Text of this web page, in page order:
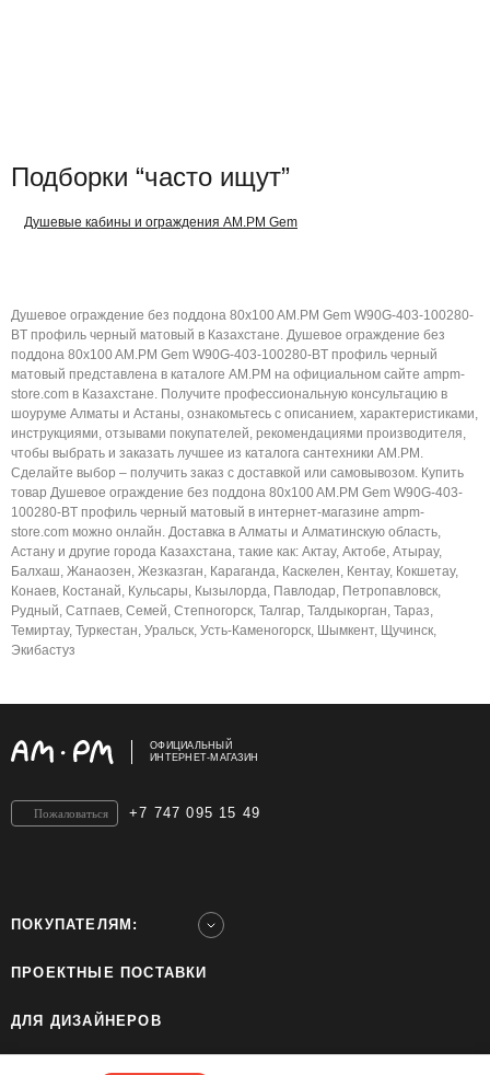
Подборки “часто ищут”
Душевые кабины и ограждения AM.PM Gem
Душевое ограждение без поддона 80x100 AM.PM Gem W90G-403-100280-
BT профиль черный матовый в Казахстане. Душевое ограждение без
поддона 80x100 AM.PM Gem W90G-403-100280-BT профиль черный
матовый представлена в каталоге AM.PM на официальном сайте ampm-
store.com в Казахстане. Получите профессиональную консультацию в
шоуруме Алматы и Астаны, ознакомьтесь с описанием, характеристиками,
инструкциями, отзывами покупателей, рекомендациями производителя,
чтобы выбрать и заказать лучшее из каталога сантехники AM.PM.
Сделайте выбор – получить заказ с доставкой или самовывозом. Купить
товар Душевое ограждение без поддона 80x100 AM.PM Gem W90G-403-
100280-BT профиль черный матовый в интернет-магазине ampm-
store.com можно онлайн. Доставка в Алматы и Алматинскую область,
Астану и другие города Казахстана, такие как: Актау, Актобе, Атырау,
Балхаш, Жанаозен, Жезказган, Караганда, Каскелен, Кентау, Кокшетау,
Конаев, Костанай, Кульсары, Кызылорда, Павлодар, Петропавловск,
Рудный, Сатпаев, Семей, Степногорск, Талгар, Талдыкорган, Тараз,
Темиртау, Туркестан, Уральск, Усть-Каменогорск, Шымкент, Щучинск,
Экибастуз
ОФИЦИАЛЬНЫЙ
ИНТЕРНЕТ-МАГАЗИН
+7 747 095 15 49
Пожаловаться
ПОКУПАТЕЛЯМ:
ПРОЕКТНЫЕ ПОСТАВКИ
ДЛЯ ДИЗАЙНЕРОВ